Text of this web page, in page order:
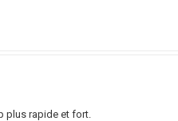
plus rapide et fort.